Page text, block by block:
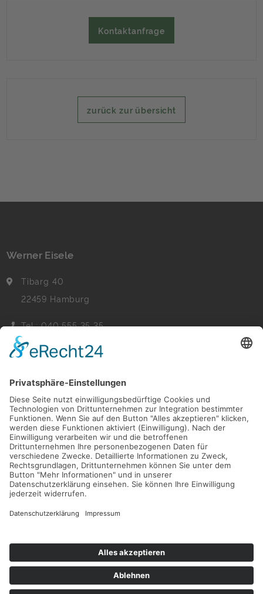
Kontaktanfrage
zurück zur übersicht
Werner Eisele
Tibarg 40
22459 Hamburg
Tel.: 040 555 35 35
Fax: 040 555 22 44
Nachricht senden
Navigation
Immobilien Aktuelles
Für Eigentümer Kontakt
Referenzen Impressum
Verwaltung
Vertrag widerrufen